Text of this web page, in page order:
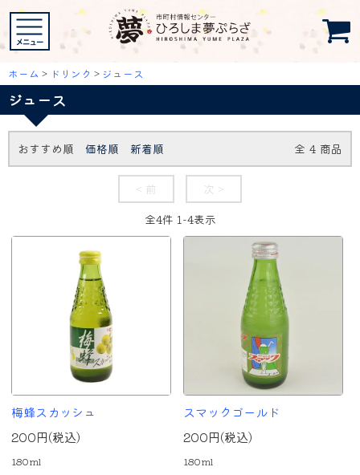
ホーム > ドリンク > ジュース
ジュース
おすすめ順 価格順 新着順 全 4 商品
< 前
次 >
全4件 1-4表示
梅蜂スカッシュ
200円(税込)
180ml
スマックゴールド
200円(税込)
180ml